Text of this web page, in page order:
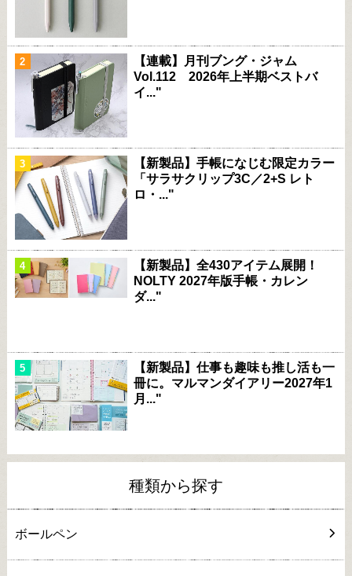
【連載】月刊ブング・ジャム
Vol.112 2026年上半期ベストバ
イ..."
【新製品】手帳になじむ限定カラー
「サラサクリップ3C／2+S レト
ロ・..."
【新製品】全430アイテム展開！
NOLTY 2027年版手帳・カレン
ダ..."
【新製品】仕事も趣味も推し活も一
冊に。マルマンダイアリー2027年1
月..."
種類から探す
ボールペン